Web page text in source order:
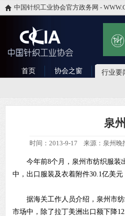
中国针织工业协会官方政务网 -
首页 协会之窗 行业要
泉
时间：2013-9-17 来源：泉州晚
今年前8个月，泉州市纺织服装出
中，出口服装及衣着附件30.1亿美
据海关工作人员介绍，泉州市纺
市场中，除了拉丁美洲出口额下降